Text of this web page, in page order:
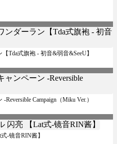
Tda式旗袍 - 初音&弱音&SeeU】
Campaign（Miku Ver.）
-镜音RIN酱】